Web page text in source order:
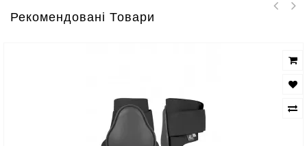
Рекомендовані Товари